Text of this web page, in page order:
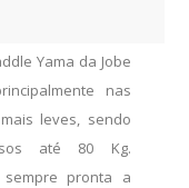
Yama da Jobe
nas
leves, sendo
até 80 Kg.
pronta a